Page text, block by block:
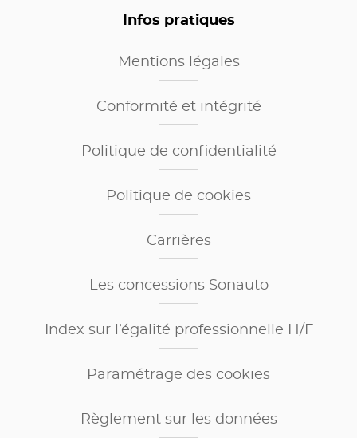
Infos pratiques
Mentions légales
Conformité et intégrité
Politique de confidentialité
Politique de cookies
Carrières
Les concessions Sonauto
Index sur l’égalité professionnelle H/F
Paramétrage des cookies
Règlement sur les données